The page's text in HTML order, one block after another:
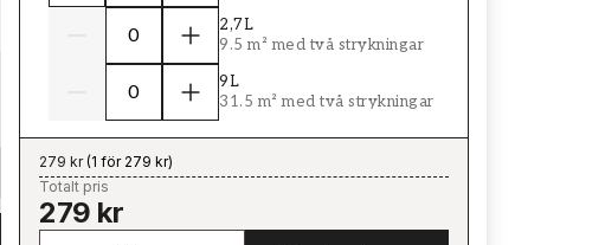
2,7L
9.5 m² med två strykningar
9L
31.5 m² med två strykningar
279 kr(1 för 279 kr)
Totalt pris
279 kr